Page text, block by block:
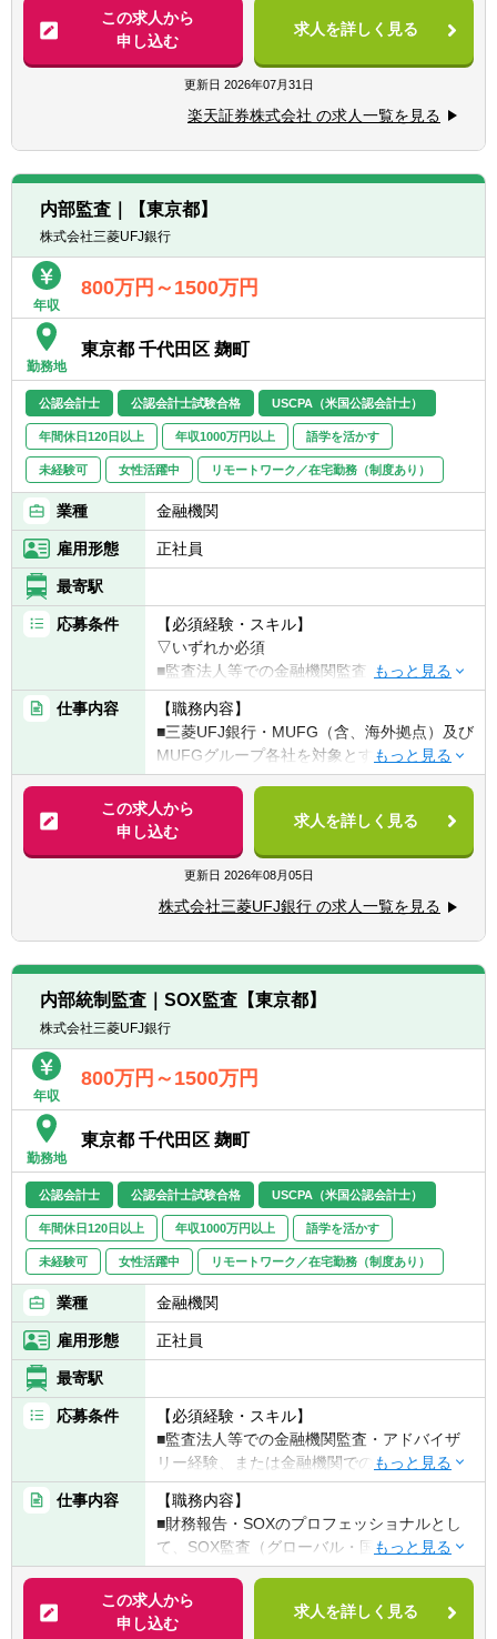
【歓迎経験・スキル】
・金融機関等で上記に該当する業務経験
・証券会社にて主計業務のご経験がある方
・自己資本規制比率の計算を含む監督官庁等
へのモニタリング報告
・金商法監査、有価証券届出書、有価証券報
告書、決算短信作成
・会計監査対応とJ-SOX及び内部統制監査対
応
・会計業務における業務改善、効率化対応
・新商品開発に関する会計的対応
・証券外務員資格保有の方
・英語スキル（メール等、海外子会社とのや
【求める人物像】
・経理の経験を活かして、もっと成長したい
方
・チームワークを大切にできる方
・変化を楽しめる、前向きな方
・新しい知識を学ぶことに意欲的な方
・「言われたことをやる」だけでなく、自分
※TOEICスコア未保有の方は、入社後TOEIC
スコアを取得いただきます
など、幅広い業務をプレイングマネージャー
として担当していただきます。自らも手を動
かしながら、チームを率いて業務効率化や高
度化を推進し、会社の成長に貢献していただ
きます。
具体的には…
・マネジメント業務: チームメンバーの育
成、業務分担、進捗管理
・単体の月次・四半期・年次決算業務の統括
・連結決算業務（国内外の子会社を担当）の
・親会社（楽天証券ホールディングス）への
報告資料作成
・金融庁への報告資料作成
・決算短信などの作成
・税務申告
・内部統制の構築・運用
・各種プロジェクトへの参画 など
※ 楽天証券ホールディングスの経理業務も兼
務していただきます。
【組織】
所属は財務企画本部 経理部
この求人から
申し込む
求人を詳しく見る
更新日 2026年07月31日
楽天証券株式会社 の求人一覧を見る
内部監査｜【東京都】
株式会社三菱UFJ銀行
年収
800万円～1500万円
勤務地
東京都 千代田区 麹町
公認会計士 公認会計士試験合格 USCPA（米国公認会計士）
年間休日120日以上 年収1000万円以上 語学を活かす
未経験可 女性活躍中 リモートワーク／在宅勤務（制度あり）
業種 金融機関
雇用形態 正社員
最寄駅
応募条件
【必須経験・スキル】
▽いずれか必須
■監査法人等での金融機関監査・アドバイザ
リー経験
■金融機関での内部監査業務経験
【歓迎経験・スキル】
▽以下のいずれかの条件を満たせば尚可
■金融機関での監査業務経験があり、公認内
部監査人（CIA）資格を保有または同等の知
見のある方
■金融機関でのコンプライアンス、リスク管
理（含むリスク計量モデル）関連業務の実務
（TOEIC730点以上）
仕事内容
【職務内容】
■三菱UFJ銀行・MUFG（含、海外拠点）及び
MUFGグループ各社を対象とする監査業務
■リスクアセスメント及び監査計画の立案
■経営陣や本部各部に対し、経営戦略や業務
改善に向けた助言を提供
この求人から
申し込む
求人を詳しく見る
更新日 2026年08月05日
株式会社三菱UFJ銀行 の求人一覧を見る
内部統制監査｜SOX監査【東京都】
株式会社三菱UFJ銀行
年収
800万円～1500万円
勤務地
東京都 千代田区 麹町
公認会計士 公認会計士試験合格 USCPA（米国公認会計士）
年間休日120日以上 年収1000万円以上 語学を活かす
未経験可 女性活躍中 リモートワーク／在宅勤務（制度あり）
業種 金融機関
雇用形態 正社員
最寄駅
応募条件
【必須経験・スキル】
■監査法人等での金融機関監査・アドバイザ
リー経験、または金融機関での内部監査経験
があり、SOX監査業務に意欲のある方
■公認会計士（CPA）資格を保有または同等
の知見を有する方
■（グローバル職務を希望の場合）ビジネス
レベルの英語力がある方
仕事内容
【職務内容】
■財務報告・SOXのプロフェッショナルとし
て、SOX監査（グローバル・国内）を実施
■リスクアセスメント及び監査計画の立案
■経営陣や本部各部に対し、経営戦略や業務
改善に向けた助言を提供
この求人から
申し込む
求人を詳しく見る